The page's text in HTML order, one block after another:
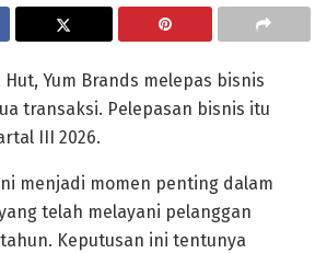
Hut, Yum Brands melepas bisnis
transaksi. Pelepasan bisnis itu
III 2026.
menjadi momen penting dalam
telah melayani pelanggan
Keputusan ini tentunya